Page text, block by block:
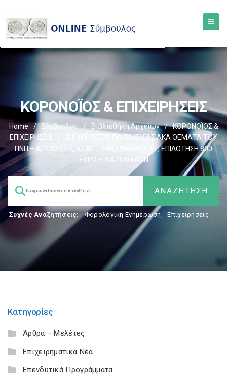
ΚΟΡΟΝΟΪΟΣ & ΕΠΙΧΕΙΡΗΣΕΙΣ
Home / Σύμβουλος / Βιβλιοθήκη Αρχείων /
ΚΟΡΟΝΟΪΟΣ &
ΕΠΙΧΕΙΡΗΣΕΙΣ
/
ΔΙΕΥΚΡΙΝΙΣΕΙΣ ΓΙΑ ΤΑ ΕΡΓΑΣΙΑΚΑ ΘΕΜΑΤΑ ΤΟΥ
ΠΝΠ – ΑΠΟΛΥΣΕΙΣ, ΑΝΑΣΤΟΛΗ ΣΥΜΒΑΣΕΩΝ , ΕΠΙΔΟΤΗΣΗ 800
ΕΥΡΩ ΕΡΓΑΖΟΜΕΝΩΝ
Συχνές Αναζητήσεις: Φορολογικη Ενημέρωση, Επιχειρήσεις
Κατηγορίες
Άρθρα – Μελέτες
Επιχειρηματικά Νέα
Επενδυτικά Προγράμματα